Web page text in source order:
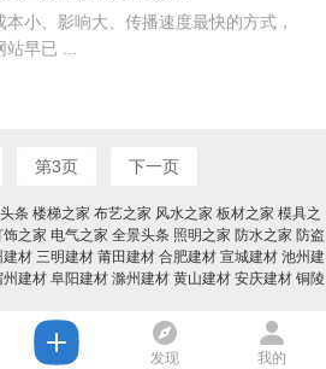
小、影响大、传播速度最快的方式，
早已 ...
第3页 下一页
条 楼梯之家 布艺之家 风水之家 板材之家 模具之
饰之家 电气之家 全景头条 照明之家 防水之家 防盗
建材 三明建材 莆田建材 合肥建材 宣城建材 池州建
州建材 阜阳建材 滁州建材 黄山建材 安庆建材 铜陵
发现 我的